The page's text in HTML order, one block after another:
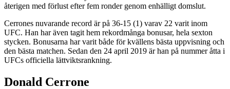
återigen med förlust efter fem ronder genom enhälligt domslut.
Cerrones nuvarande record är på 36-15 (1) varav 22 varit inom
UFC. Han har även tagit hem rekordmånga bonusar, hela sexton
stycken. Bonusarna har varit både för kvällens bästa uppvisning och
den bästa matchen. Sedan den 24 april 2019 är han på nummer åtta i
UFCs officiella lättviktsrankning.
Donald Cerrone